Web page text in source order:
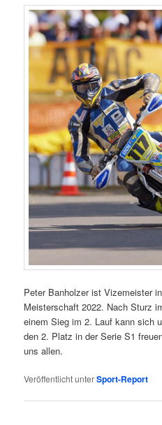
Peter Banholzer ist Vizemeister
Meisterschaft 2022. Nach Sturz
einem Sieg im 2. Lauf kann sich
den 2. Platz in der Serie S1
uns allen.
Veröffentlicht unterSport-Report